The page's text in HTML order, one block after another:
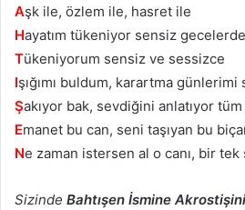
Aşk ile, özlem ile, hasret ile
Hayatım tükeniyor sensiz gecelerde
Tükeniyorum sensiz ve sessizce
Işığımı buldum, karartma günlerimi
Şakıyor bak, sevdiğini anlatıyor
Emanet bu can, seni taşıyan bu
Ne zaman istersen al o canı, bir tek
Sizinde Bahtışen İsmine